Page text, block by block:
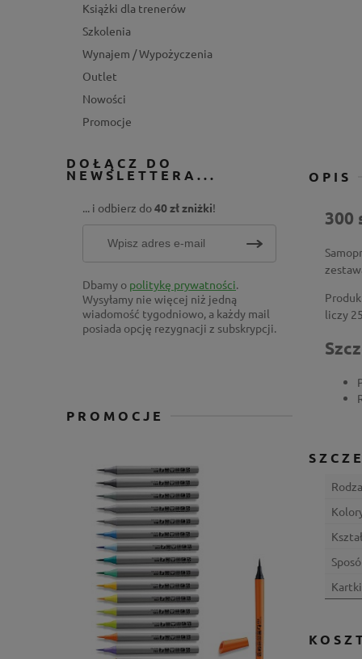
Książki dla trenerów
Szkolenia
Wynajem / Wypożyczenia
Outlet
Nowości
Promocje
DOŁĄCZ DO
NEWSLETTERA...
... i odbierz do40 zł zniżki!
Dbamy o politykę prywatności.
Wysyłamy nie więcej niż jedną
wiadomość tygodniowo, a każdy mail
posiada opcję rezygnacji z subskrypcji.
PROMOCJE
OPIS
300
liczy